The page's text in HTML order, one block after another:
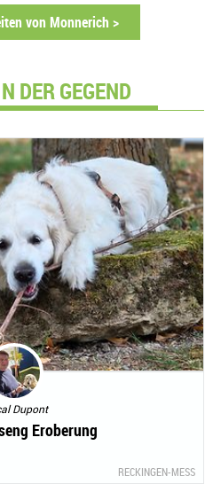
von Monnerich >
DER GEGEND
Dupont
Eroberung
RECKINGEN-MESS